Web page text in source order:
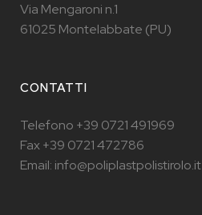
Via Mengaroni n.1
61025 Montelabbate (PU)
CONTATTI
Telefono +39 0721 491969
Fax +39 0721 472786
Email: info@poliplastpolistirolo.it